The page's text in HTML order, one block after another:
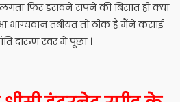
फिर डरावने सपने की बिसात ही क्या
भाग्यवान तबीयत तो ठीक है मैंने कसाई
दारुण स्वर में पूछा ।